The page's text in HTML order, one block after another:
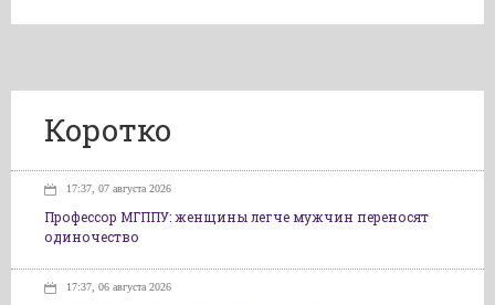
Коротко
17:37, 07 августа 2026
Профессор МГППУ: женщины легче мужчин переносят
одиночество
17:37, 06 августа 2026